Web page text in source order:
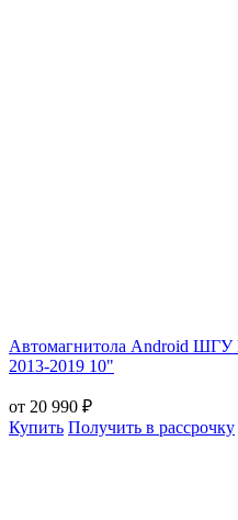
Автомагнитола Android
2013-2019 10"
от 20 990 ₽
Купить Получить в рассрочку